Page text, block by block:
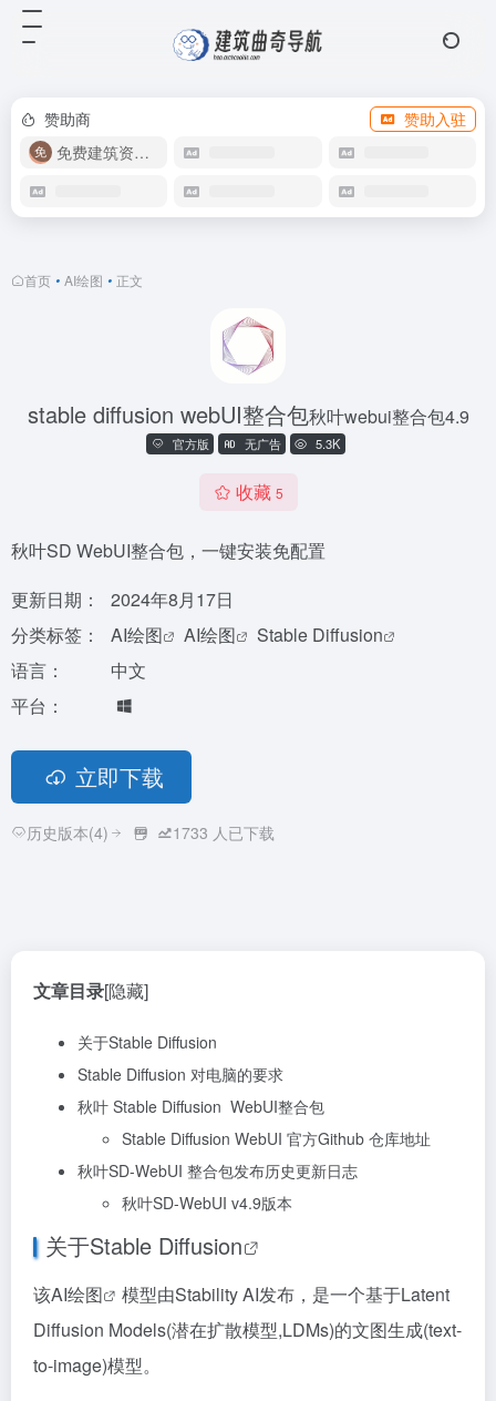
赞助商
赞助入驻
免费建筑资源库
首页 • AI绘图 • 正文
stable diffusion webUI整合包秋叶webui整合包4.9
官方版 无广告 5.3K
收藏 5
秋叶SD WebUI整合包，一键安装免配置
更新日期：
2024年8月17日
分类标签：
AI绘图 AI绘图
Stable Diffusion
语言：
中文
平台：
立即下载
历史版本(4) 1733 人已下载
文章目录[隐藏]
关于Stable Diffusion
Stable Diffusion 对电脑的要求
秋叶 Stable Diffusion WebUI整合包
Stable Diffusion WebUI 官方Github 仓库地址
秋叶SD-WebUI 整合包发布历史更新日志
秋叶SD-WebUI v4.9版本
关于Stable Diffusion
该AI绘图
模型由Stability AI发布，是一个基于Latent
Diffusion Models(潜在扩散模型,LDMs)的文图生成(text-
to-image)模型。